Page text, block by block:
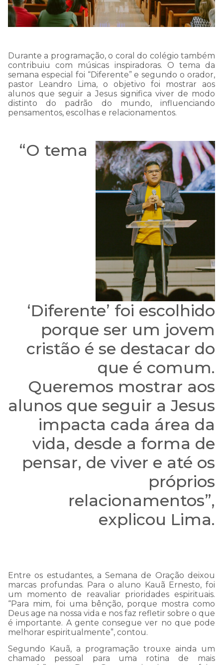
Durante a programação, o coral do colégio também
contribuiu com músicas inspiradoras. O tema da
semana especial foi “Diferente” e segundo o orador,
pastor Leandro Lima, o objetivo foi mostrar aos
alunos que seguir a Jesus significa viver de modo
distinto do padrão do mundo, influenciando
pensamentos, escolhas e relacionamentos.
“O tema
‘Diferente’ foi escolhido
porque ser um jovem
cristão é se destacar do
que é comum.
Queremos mostrar aos
alunos que seguir a Jesus
impacta cada área da
vida, desde a forma de
pensar, de viver e até os
próprios
relacionamentos”,
explicou Lima.
Entre os estudantes, a Semana de Oração deixou
marcas profundas. Para o aluno Kauã Ernesto, foi
um momento de reavaliar prioridades espirituais.
“Para mim, foi uma bênção, porque mostra como
Deus age na nossa vida e nos faz refletir sobre o que
é importante. A gente consegue ver no que pode
melhorar espiritualmente”, contou.
Segundo Kauã, a programação trouxe ainda um
chamado pessoal para uma rotina de mais